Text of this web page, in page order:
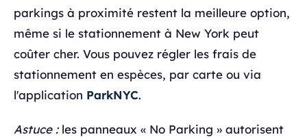
parkings à proximité restent la meilleure option,
même si le stationnement à New York peut
coûter cher. Vous pouvez régler les frais de
stationnement en espèces, par carte ou via
l'application ParkNYC.
Astuce :les panneaux « No Parking » autorisent